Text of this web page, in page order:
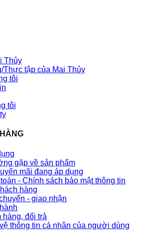
Thủy
Thực tập của Mai Thủy
tôi
tôi
gặp về sản phẩm
mãi đang áp dụng
- Chính sách bảo mật thông tin
hàng
- giao nhận
hàng, đổi trả
thông tin cá nhân của người dùng